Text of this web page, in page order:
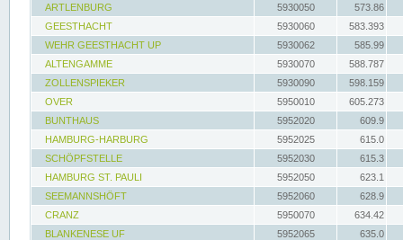
ARTLENBURG
5930050
573.86
GEESTHACHT
5930060
583.393
WEHR GEESTHACHT UP
5930062
585.99
ALTENGAMME
5930070
588.787
ZOLLENSPIEKER
5930090
598.159
OVER
5950010
605.273
BUNTHAUS
5952020
609.9
HAMBURG-HARBURG
5952025
615.0
SCHÖPFSTELLE
5952030
615.3
HAMBURG ST. PAULI
5952050
623.1
SEEMANNSHÖFT
5952060
628.9
CRANZ
5950070
634.42
BLANKENESE UF
5952065
635.0